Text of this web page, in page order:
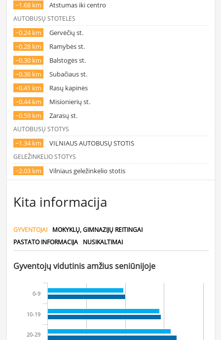
~1.68 km Atstumas iki centro
AUTOBUSŲ STOTELĖS
~0.24 km
Gervėčių st.
~0.28 km
Ramybės st.
~0.30 km
Balstogės st.
~0.36 km
Subačiaus st.
~0.41 km
Rasų kapinės
~0.44 km
Misionierių st.
~0.59 km
Zarasų st.
AUTOBUSŲ STOTYS
~1.34 km VILNIAUS AUTOBUSŲ STOTIS
GELEŽINKELIO STOTYS
~2.03 km Vilniaus geležinkelio stotis
Kita informacija
GYVENTOJAI
MOKYKLŲ, GIMNAZIJŲ REITINGAI
PASTATO INFORMACIJA
NUSIKALTIMAI
Gyventojų vidutinis amžius seniūnijoje
0-9
10-19
20-29